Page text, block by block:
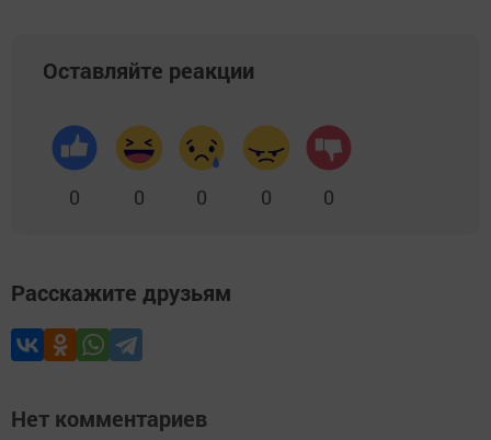
Оставляйте реакции
0 0 0 0 0
Расскажите друзьям
Нет комментариев